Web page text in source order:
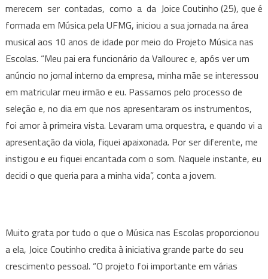
merecem ser contadas, como a da Joice Coutinho (25), que é
formada em Música pela UFMG, iniciou a sua jornada na área
musical aos 10 anos de idade por meio do Projeto Música nas
Escolas. “Meu pai era funcionário da Vallourec e, após ver um
anúncio no jornal interno da empresa, minha mãe se interessou
em matricular meu irmão e eu. Passamos pelo processo de
seleção e, no dia em que nos apresentaram os instrumentos,
foi amor à primeira vista. Levaram uma orquestra, e quando vi a
apresentação da viola, fiquei apaixonada. Por ser diferente, me
instigou e eu fiquei encantada com o som. Naquele instante, eu
decidi o que queria para a minha vida”, conta a jovem.
Muito grata por tudo o que o Música nas Escolas proporcionou
a ela, Joice Coutinho credita à iniciativa grande parte do seu
crescimento pessoal. “O projeto foi importante em várias